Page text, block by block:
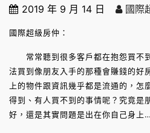
2019 年 9 月 14 日 國際
國際超級房仲：
常常聽到很多客戶都在抱怨買不
法買到像朋友入手的那種會賺錢的
上的物件跟資訊幾乎都是流通的，怎
得到、有人買不到的事情呢？究竟是
好，還是其實問題是出在你自己身上